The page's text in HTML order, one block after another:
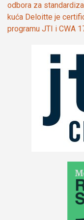
odbora za
kuća Deloitte je
programu JTI i CWA